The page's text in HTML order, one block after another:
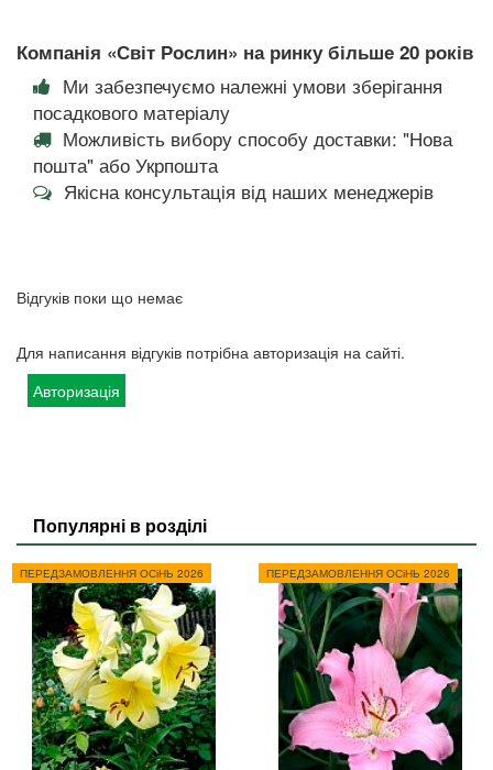
Компанія «Світ Рослин» на ринку більше 20 років
Ми забезпечуємо належні умови зберігання
посадкового матеріалу
Можливість вибору способу доставки: "Нова
пошта" або Укрпошта
Якісна консультація від наших менеджерів
Відгуків поки що немає
Для написання відгуків потрібна авторизація на сайті.
Авторизація
Популярні в розділі
ПЕРЕДЗАМОВЛЕННЯ ОСіНЬ 2026 ПЕРЕДЗАМОВЛЕННЯ ОСіНЬ 2026